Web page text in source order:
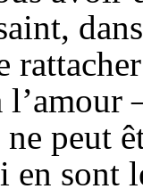
peut
sont